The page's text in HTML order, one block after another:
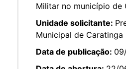
Militar no município de
Unidade solicitante:
Municipal de Caratinga
Data de publicação: